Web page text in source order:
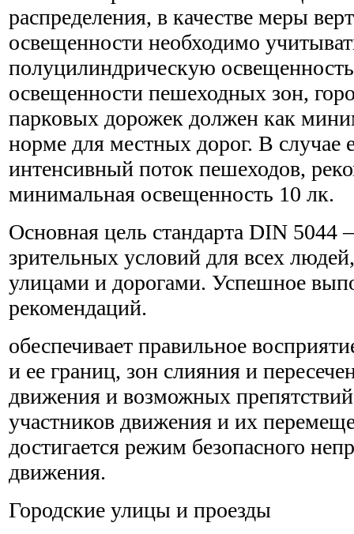
распределения, в качестве меры
освещенности необходимо
полуцилиндрическую
освещенности пешеходных зон,
парковых дорожек должен как
норме для местных дорог. В случае
интенсивный поток пешеходов,
минимальная освещенность 10 лк.
Основная цель стандарта DIN
зрительных условий для всех
улицами и дорогами. Успешное
рекомендаций.
обеспечивает правильное
и ее границ, зон слияния и
движения и возможных
участников движения и их
достигается режим безопасного
движения.
Городские улицы и проезды